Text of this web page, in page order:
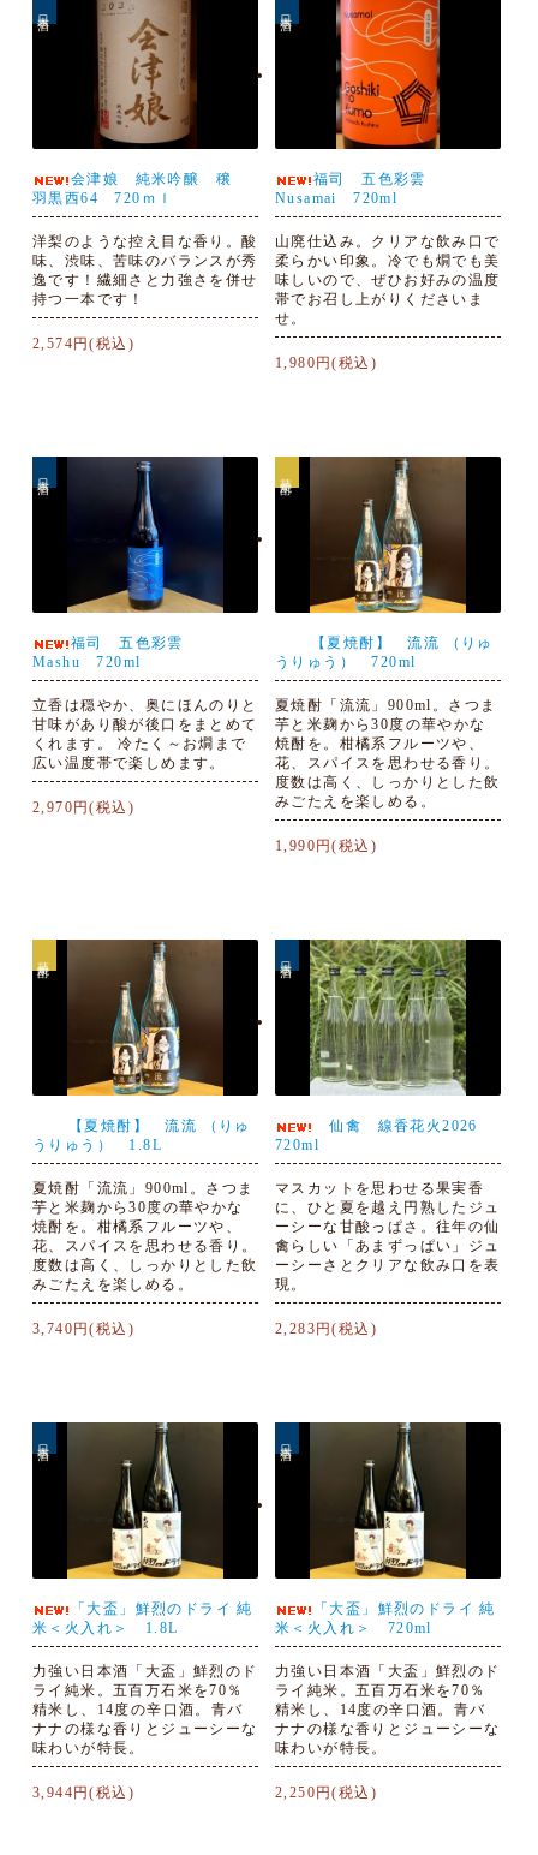
会津娘 純米吟醸 穣
羽黒西64 720ｍｌ
洋梨のような控え目な香り。酸
味、渋味、苦味のバランスが秀
逸です！繊細さと力強さを併せ
持つ一本です！
2,574円(税込)
福司 五色彩雲
Nusamai 720ml
山廃仕込み。クリアな飲み口で
柔らかい印象。冷でも燗でも美
味しいので、ぜひお好みの温度
帯でお召し上がりくださいま
せ。
1,980円(税込)
福司 五色彩雲
Mashu 720ml
立香は穏やか、奥にほんのりと
甘味があり酸が後口をまとめて
くれます。 冷たく～お燗まで
広い温度帯で楽しめます。
2,970円(税込)
【夏焼酎】 流流 （りゅ
うりゅう） 720ml
夏焼酎「流流」900ml。さつま
芋と米麹から30度の華やかな
焼酎を。柑橘系フルーツや、
花、スパイスを思わせる香り。
度数は高く、しっかりとした飲
みごたえを楽しめる。
1,990円(税込)
【夏焼酎】 流流 （りゅ
うりゅう） 1.8L
夏焼酎「流流」900ml。さつま
芋と米麹から30度の華やかな
焼酎を。柑橘系フルーツや、
花、スパイスを思わせる香り。
度数は高く、しっかりとした飲
みごたえを楽しめる。
3,740円(税込)
仙禽 線香花火2026
720ml
マスカットを思わせる果実香
に、ひと夏を越え円熟したジュ
ーシーな甘酸っぱさ。往年の仙
禽らしい「あまずっぱい」ジュ
ーシーさとクリアな飲み口を表
現。
2,283円(税込)
「大盃」鮮烈のドライ 純
米＜火入れ＞ 1.8L
力強い日本酒「大盃」鮮烈のド
ライ純米。五百万石米を70％
精米し、14度の辛口酒。青バ
ナナの様な香りとジューシーな
味わいが特長。
3,944円(税込)
「大盃」鮮烈のドライ 純
米＜火入れ＞ 720ml
力強い日本酒「大盃」鮮烈のド
ライ純米。五百万石米を70％
精米し、14度の辛口酒。青バ
ナナの様な香りとジューシーな
味わいが特長。
2,250円(税込)